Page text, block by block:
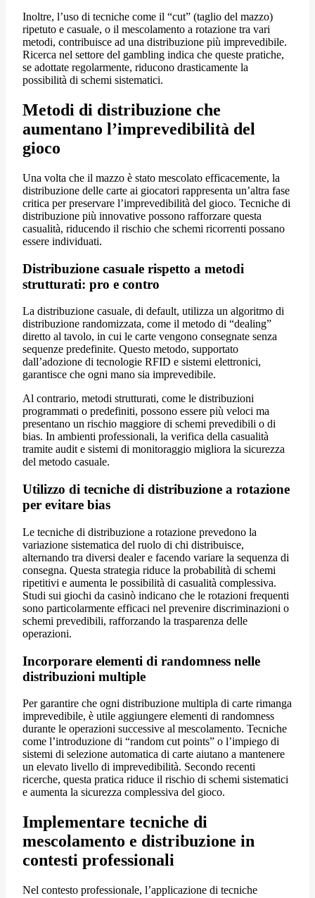
Inoltre, l’uso di tecniche come il “cut” (taglio del mazzo)
ripetuto e casuale, o il mescolamento a rotazione tra vari
metodi, contribuisce ad una distribuzione più imprevedibile.
Ricerca nel settore del gambling indica che queste pratiche,
se adottate regolarmente, riducono drasticamente la
possibilità di schemi sistematici.
Metodi di distribuzione che
aumentano l’imprevedibilità del
gioco
Una volta che il mazzo è stato mescolato efficacemente, la
distribuzione delle carte ai giocatori rappresenta un’altra fase
critica per preservare l’imprevedibilità del gioco. Tecniche di
distribuzione più innovative possono rafforzare questa
casualità, riducendo il rischio che schemi ricorrenti possano
essere individuati.
Distribuzione casuale rispetto a metodi
strutturati: pro e contro
La distribuzione casuale, di default, utilizza un algoritmo di
distribuzione randomizzata, come il metodo di “dealing”
diretto al tavolo, in cui le carte vengono consegnate senza
sequenze predefinite. Questo metodo, supportato
dall’adozione di tecnologie RFID e sistemi elettronici,
garantisce che ogni mano sia imprevedibile.
Al contrario, metodi strutturati, come le distribuzioni
programmati o predefiniti, possono essere più veloci ma
presentano un rischio maggiore di schemi prevedibili o di
bias. In ambienti professionali, la verifica della casualità
tramite audit e sistemi di monitoraggio migliora la sicurezza
del metodo casuale.
Utilizzo di tecniche di distribuzione a rotazione
per evitare bias
Le tecniche di distribuzione a rotazione prevedono la
variazione sistematica del ruolo di chi distribuisce,
alternando tra diversi dealer e facendo variare la sequenza di
consegna. Questa strategia riduce la probabilità di schemi
ripetitivi e aumenta le possibilità di casualità complessiva.
Studi sui giochi da casinò indicano che le rotazioni frequenti
sono particolarmente efficaci nel prevenire discriminazioni o
schemi prevedibili, rafforzando la trasparenza delle
operazioni.
Incorporare elementi di randomness nelle
distribuzioni multiple
Per garantire che ogni distribuzione multipla di carte rimanga
imprevedibile, è utile aggiungere elementi di randomness
durante le operazioni successive al mescolamento. Tecniche
come l’introduzione di “random cut points” o l’impiego di
sistemi di selezione automatica di carte aiutano a mantenere
un elevato livello di imprevedibilità. Secondo recenti
ricerche, questa pratica riduce il rischio di schemi sistematici
e aumenta la sicurezza complessiva del gioco.
Implementare tecniche di
mescolamento e distribuzione in
contesti professionali
Nel contesto professionale, l’applicazione di tecniche